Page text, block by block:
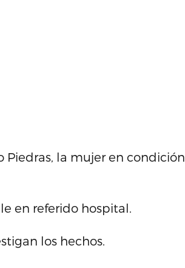
Piedras, la mujer en condición
en referido hospital.
los hechos.